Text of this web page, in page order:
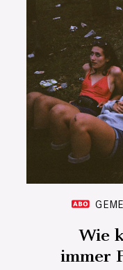
Wie
immer